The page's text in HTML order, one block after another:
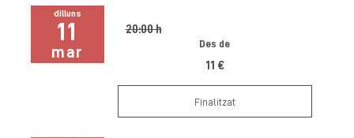
dilluns
11
mar
20:00 h
Des de
11 €
Finalitzat